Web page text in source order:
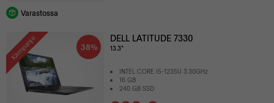
Varastossa
Kampanja 38%
DELL LATITUDE 7330
13.3"
INTEL CORE I5-1235U 3.30GHz
16 GB
240 GB SSD